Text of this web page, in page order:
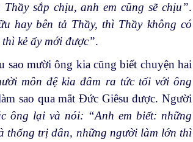
sắp chịu, anh em cũng sẽ chịu”.
hay bên tả Thầy, thì Thầy không có
kẻ ấy mới được”.
sao mười ông kia cũng biết chuyện hai
môn đệ kia đâm ra tức tối với ông
sao qua mắt Đức Giêsu được. Người
ông lại và nói: “Anh em biết: những
thống trị dân, những người làm lớn thì